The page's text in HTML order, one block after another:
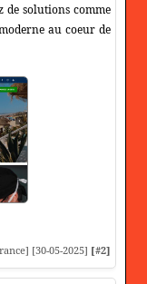
de solutions comme
au coeur de
[30-05-2025] [#2]